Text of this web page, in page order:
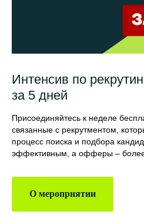
Интенсив по
за 5 дней
Присоединяйтесь к неделе
связанные с рекрутментом,
процесс поиска и подбора
эффективным, а офферы –
О мероприятии